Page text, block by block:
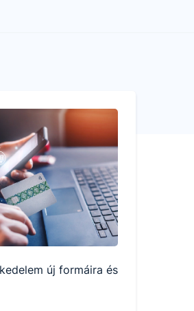
új formáira és